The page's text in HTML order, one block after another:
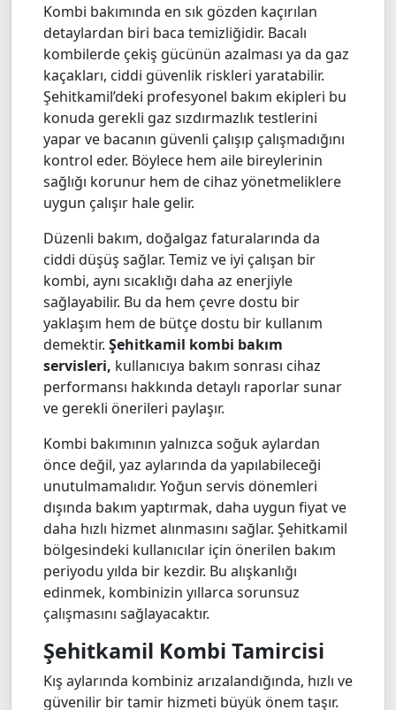
Kombi bakımında en sık gözden kaçırılan
detaylardan biri baca temizliğidir. Bacalı
kombilerde çekiş gücünün azalması ya da gaz
kaçakları, ciddi güvenlik riskleri yaratabilir.
Şehitkamil’deki profesyonel bakım ekipleri bu
konuda gerekli gaz sızdırmazlık testlerini
yapar ve bacanın güvenli çalışıp çalışmadığını
kontrol eder. Böylece hem aile bireylerinin
sağlığı korunur hem de cihaz yönetmeliklere
uygun çalışır hale gelir.
Düzenli bakım, doğalgaz faturalarında da
ciddi düşüş sağlar. Temiz ve iyi çalışan bir
kombi, aynı sıcaklığı daha az enerjiyle
sağlayabilir. Bu da hem çevre dostu bir
yaklaşım hem de bütçe dostu bir kullanım
demektir. Şehitkamil kombi bakım
servisleri, kullanıcıya bakım sonrası cihaz
performansı hakkında detaylı raporlar sunar
ve gerekli önerileri paylaşır.
Kombi bakımının yalnızca soğuk aylardan
önce değil, yaz aylarında da yapılabileceği
unutulmamalıdır. Yoğun servis dönemleri
dışında bakım yaptırmak, daha uygun fiyat ve
daha hızlı hizmet alınmasını sağlar. Şehitkamil
bölgesindeki kullanıcılar için önerilen bakım
periyodu yılda bir kezdir. Bu alışkanlığı
edinmek, kombinizin yıllarca sorunsuz
çalışmasını sağlayacaktır.
Şehitkamil Kombi Tamircisi
Kış aylarında kombiniz arızalandığında, hızlı ve
güvenilir bir tamir hizmeti büyük önem taşır.